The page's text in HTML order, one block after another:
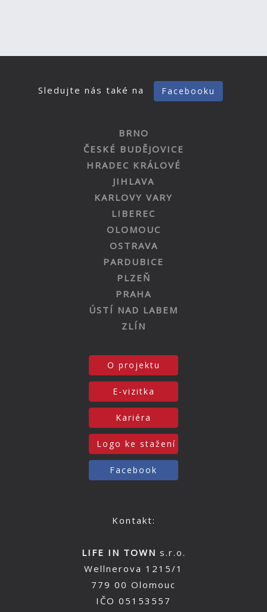
Sledujte nás také na Facebooku
BRNO
ČESKÉ BUDĚJOVICE
HRADEC KRÁLOVÉ
JIHLAVA
KARLOVY VARY
LIBEREC
OLOMOUC
OSTRAVA
PARDUBICE
PLZEŇ
PRAHA
ÚSTÍ NAD LABEM
ZLÍN
O projektu
E-vizitka
Kariéra
Logo ke stažení
Facebook
Kontakt:
LIFE IN TOWN s.r.o.
Wellnerova 1215/1
779 00 Olomouc
IČO 05153557